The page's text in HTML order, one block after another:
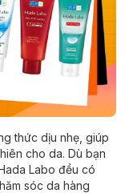
thức dịu nhẹ, giúp
cho da. Dù bạn
Labo đều có
sóc da hàng